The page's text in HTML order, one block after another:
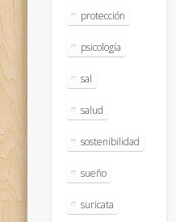
protección
psicología
sal
salud
sostenibilidad
sueño
suricata